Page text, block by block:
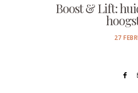
Boost & Lift:
27